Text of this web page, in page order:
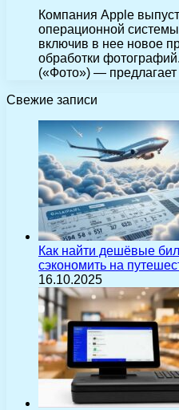
Компания Apple
операционной
включив в нее новое
обработки
(«Фото») —
Свежие записи
Как найти дешёвые
сэкономить на
16.10.2025